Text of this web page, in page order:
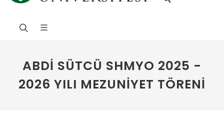
ABDI SÜTCÜ SHMYO 2025 -
2026 YILI MEZUNIYET TÖRENI